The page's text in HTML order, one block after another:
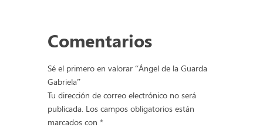
Comentarios
Sé el primero en valorar “Ángel de la Guarda
Gabriela”
Tu dirección de correo electrónico no será
publicada. Los campos obligatorios están
marcados con *